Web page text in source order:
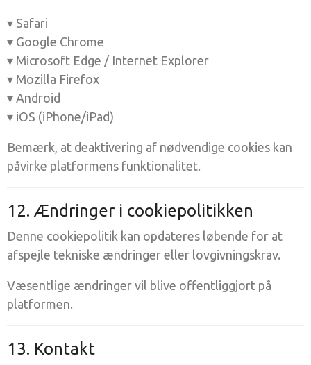
▾ Safari
▾ Google Chrome
▾ Microsoft Edge / Internet Explorer
▾ Mozilla Firefox
▾ Android
▾ iOS (iPhone/iPad)
Bemærk, at deaktivering af nødvendige cookies kan
påvirke platformens funktionalitet.
12. Ændringer i cookiepolitikken
Denne cookiepolitik kan opdateres løbende for at
afspejle tekniske ændringer eller lovgivningskrav.
Væsentlige ændringer vil blive offentliggjort på
platformen.
13. Kontakt